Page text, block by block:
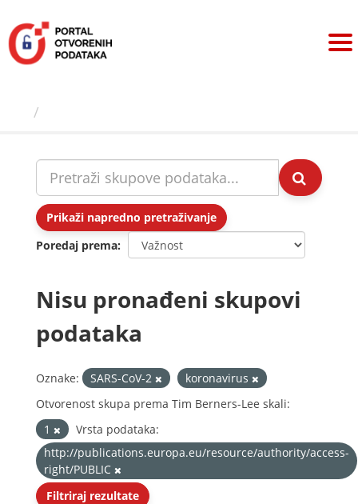
sadržaj
Prikaži napredno pretraživanje
Poredaj prema
Nisu pronađeni skupovi
podataka
Oznake: SARS-CoV-2
koronavirus
Otvorenost skupa prema Tim Berners-Lee skali:
1
Vrsta podataka:
http://publications.europa.eu/resource/authority/access-
right/PUBLIC
Filtriraj rezultate